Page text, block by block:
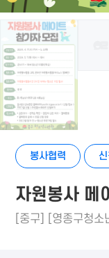
봉사협력
자원봉사 메
[중구] [영종구청소